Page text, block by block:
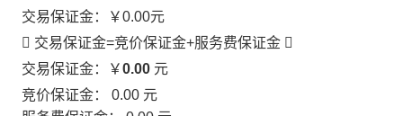
交易保证金：
￥0.00元
 交易保证金=竞价保证金+服务费保证金 
交易保证金：￥0.00 元
竞价保证金： 0.00 元